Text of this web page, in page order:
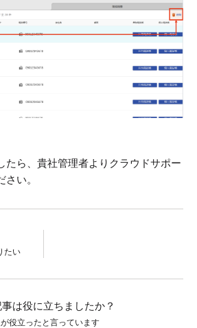
たら、貴社管理者よりクラウドサポー
い。
たい
は役に立ちましたか？
役立ったと言っています